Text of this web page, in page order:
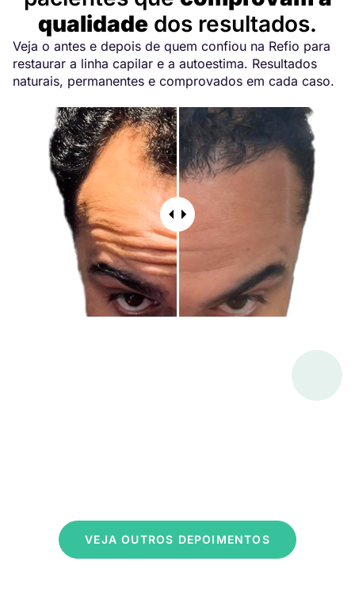
qualidade dos resultados.
Veja o antes e depois de quem confiou na Refio para
restaurar a linha capilar e a autoestima. Resultados
naturais, permanentes e comprovados em cada caso.
VEJA OUTROS DEPOIMENTOS